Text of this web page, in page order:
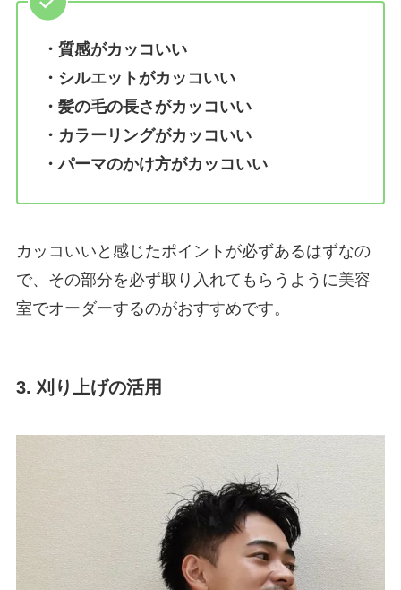
・質感がカッコいい
・シルエットがカッコいい
・髪の毛の長さがカッコいい
・カラーリングがカッコいい
・パーマのかけ方がカッコいい
カッコいいと感じたポイントが必ずあるはずなの
で、その部分を必ず取り入れてもらうように美容
室でオーダーするのがおすすめです。
3. 刈り上げの活用